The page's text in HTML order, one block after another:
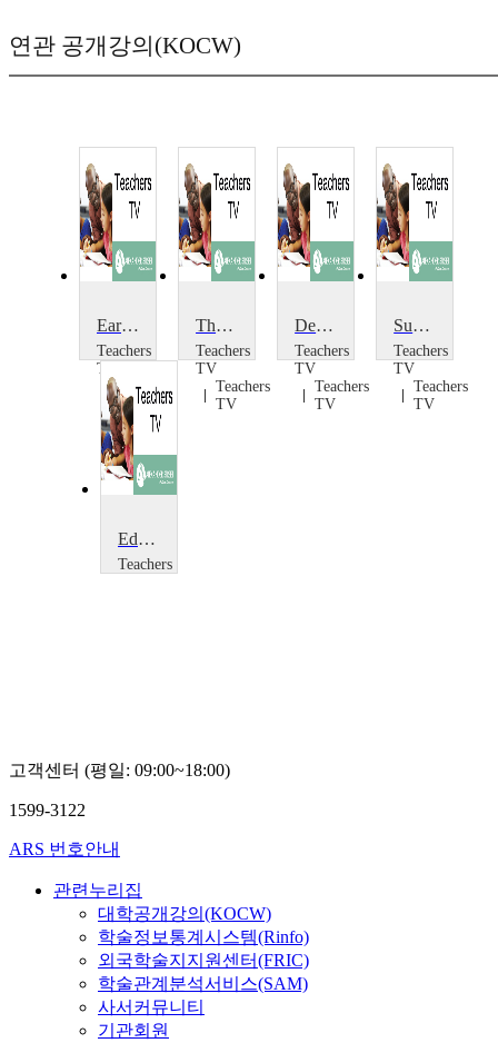
연관 공개강의(KOCW)
Early Sex Education
Teachers
TV
Teachers
TV
The Struggle for Education in Karamoja
Teachers
TV
Teachers
TV
Developments in 14-19: Institute of Education
Teachers
TV
Teachers
TV
Sustainability: Making a Start
Teachers
TV
Teachers
TV
Education Policy at the Party Conferences
Teachers
고객센터 (평일: 09:00~18:00)
1599-3122
ARS 번호안내
관련누리집
대학공개강의(KOCW)
학술정보통계시스템(Rinfo)
외국학술지지원센터(FRIC)
학술관계분석서비스(SAM)
사서커뮤니티
기관회원